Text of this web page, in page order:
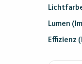
Lumen
Effizienz